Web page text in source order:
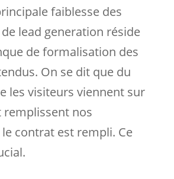
faiblesse des
lead generation réside
de formalisation des
On se dit que du
les visiteurs viennent sur
remplissent nos
contrat est rempli. Ce